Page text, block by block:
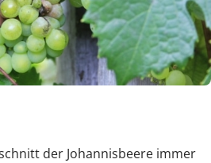
der Johannisbeere immer